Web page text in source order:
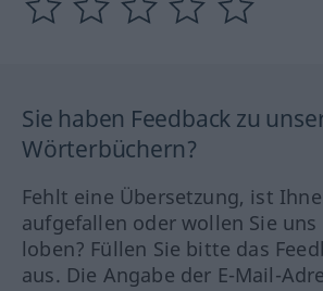
Sie haben Feedback zu
Wörterbüchern?
Fehlt eine Übersetzung, ist
aufgefallen oder wollen Sie
loben? Füllen Sie bitte das
aus. Die Angabe der E-Mail-